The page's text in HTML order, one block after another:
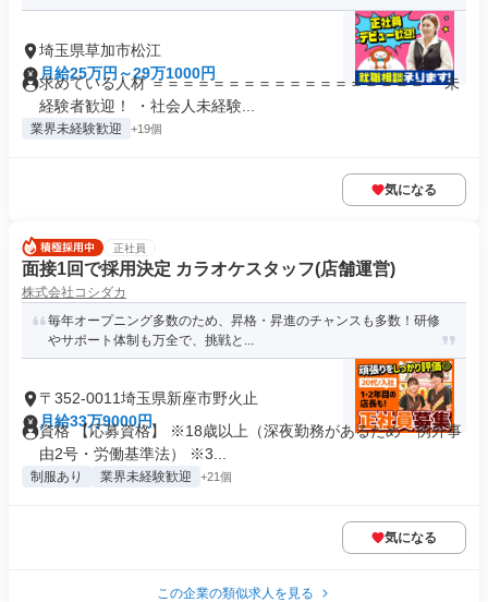
埼玉県草加市松江
月給25万円～29万1000円
求めている人材 ＝＝＝＝＝＝＝＝＝＝＝＝＝＝＝＝＝＝ ・未
経験者歓迎！ ・社会人未経験...
業界未経験歓迎 +19個
気になる
正社員
面接1回で採用決定 カラオケスタッフ(店舗運営)
株式会社コシダカ
毎年オープニング多数のため、昇格・昇進のチャンスも多数！研修
やサポート体制も万全で、挑戦と...
〒352-0011埼玉県新座市野火止
月給33万9000円
資格 【応募資格】 ※18歳以上（深夜勤務があるため・例外事
由2号・労働基準法） ※3...
制服あり 業界未経験歓迎 +21個
気になる
この企業の類似求人を見る